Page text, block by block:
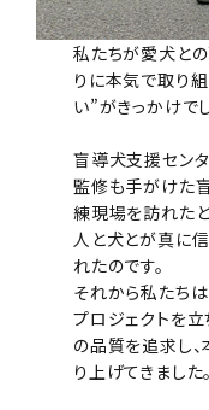
私たちが愛犬と
りに本気で取り
い”がきっかけで
盲導犬支援センタ
監修も手がけた
練現場を訪れたと
人と犬とが真に
れたのです。
それから私たち
プロジェクトを
の品質を追求し
り上げてきました。